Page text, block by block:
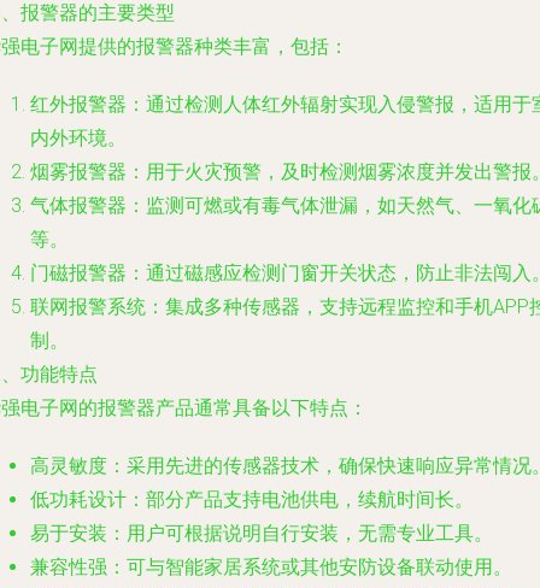
报警器的主要类型
电子网提供的报警器种类丰富，包括：
红外报警器：通过检测人体红外辐射实现入侵警报，适用于
内外环境。
烟雾报警器：用于火灾预警，及时检测烟雾浓度并发出警报
气体报警器：监测可燃或有毒气体泄漏，如天然气、一氧化
等。
门磁报警器：通过磁感应检测门窗开关状态，防止非法闯入
联网报警系统：集成多种传感器，支持远程监控和手机APP
制。
功能特点
电子网的报警器产品通常具备以下特点：
高灵敏度：采用先进的传感器技术，确保快速响应异常情况
低功耗设计：部分产品支持电池供电，续航时间长。
易于安装：用户可根据说明自行安装，无需专业工具。
兼容性强：可与智能家居系统或其他安防设备联动使用。